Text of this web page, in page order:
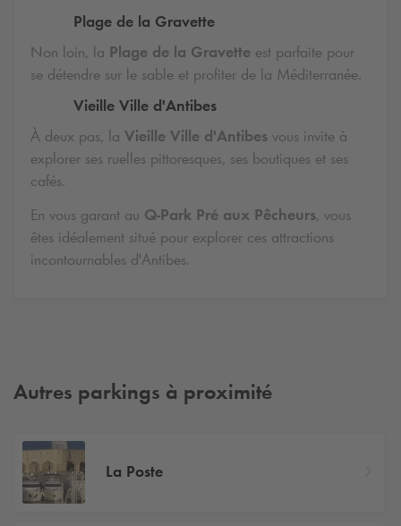
Plage de la Gravette
Non loin, la Plage de la Gravette est parfaite pour
se détendre sur le sable et profiter de la Méditerranée.
Vieille Ville d'Antibes
À deux pas, la Vieille Ville d'Antibes vous invite à
explorer ses ruelles pittoresques, ses boutiques et ses
cafés.
En vous garant au Q-Park Pré aux Pêcheurs, vous
êtes idéalement situé pour explorer ces attractions
incontournables d'Antibes.
Autres parkings à proximité
La Poste